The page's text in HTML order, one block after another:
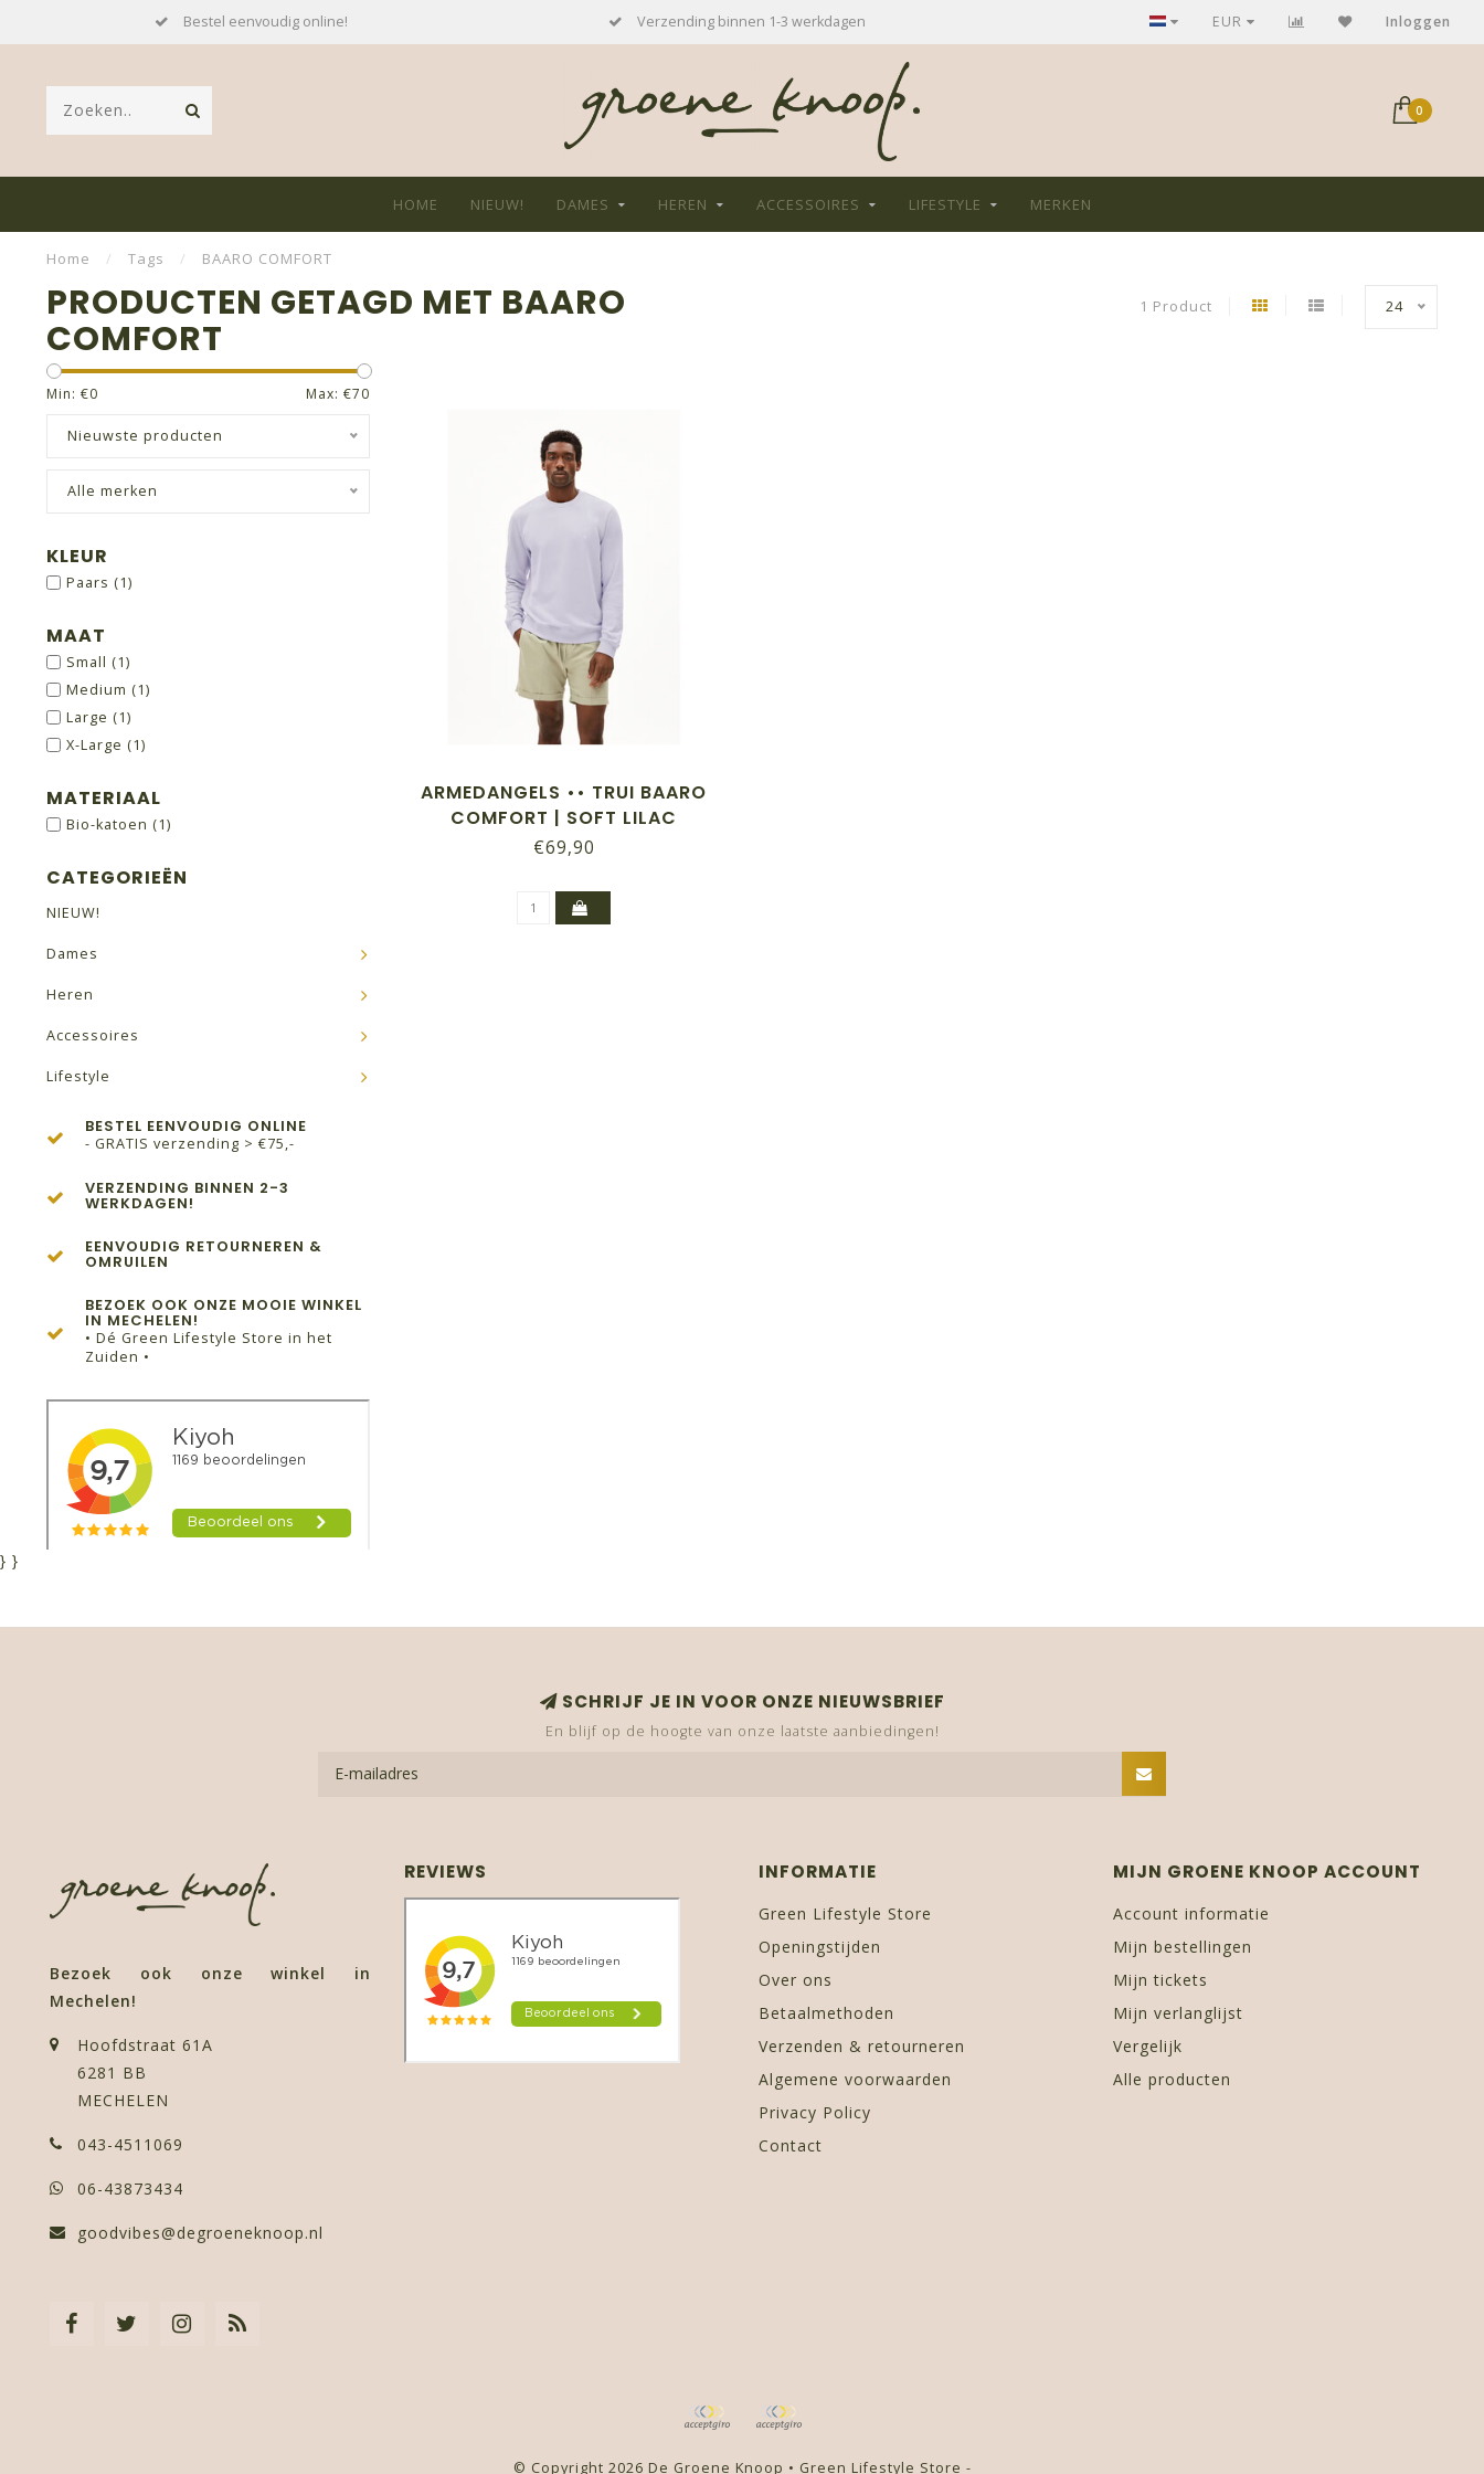
Bestel eenvoudig online! Verzending binnen 1-3 werkdagen GRATIS verzending bij aankoop > €75,-
EUR Inloggen
0
HOME NIEUW! DAMES HEREN ACCESSOIRES LIFESTYLE MERKEN
Home / Tags / BAARO COMFORT
PRODUCTEN GETAGD MET BAARO
COMFORT
1 Product 24
Min: €0 Max: €70
Nieuwste producten
Alle merken
KLEUR
Paars (1)
MAAT
Small (1)
Medium (1)
Large (1)
X-Large (1)
MATERIAAL
Bio-katoen (1)
CATEGORIEËN
NIEUW!
Dames
Heren
Accessoires
Lifestyle
BESTEL EENVOUDIG ONLINE
- GRATIS verzending > €75,-
VERZENDING BINNEN 2-3
WERKDAGEN!
EENVOUDIG RETOURNEREN &
OMRUILEN
BEZOEK OOK ONZE MOOIE WINKEL
IN MECHELEN!
• Dé Green Lifestyle Store in het
Zuiden •
ARMEDANGELS •• TRUI BAARO
COMFORT | SOFT LILAC
€69,90
} }
SCHRIJF JE IN VOOR ONZE NIEUWSBRIEF
En blijf op de hoogte van onze laatste aanbiedingen!
Bezoek ook onze winkel in
Mechelen!
Hoofdstraat 61A
6281 BB
MECHELEN
043-4511069
06-43873434
goodvibes@degroeneknoop.nl
REVIEWS INFORMATIE
Green Lifestyle Store
Openingstijden
Over ons
Betaalmethoden
Verzenden & retourneren
Algemene voorwaarden
Privacy Policy
Contact
MIJN GROENE KNOOP ACCOUNT
Account informatie
Mijn bestellingen
Mijn tickets
Mijn verlanglijst
Vergelijk
Alle producten
© Copyright 2026 De Groene Knoop • Green Lifestyle Store -